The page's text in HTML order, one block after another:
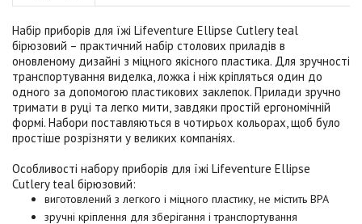
Набір приборів для їжі Lifeventure Ellipse Cutlery teal
бірюзовий – практичний набір столових приладів в
оновленому дизайні з міцного якісного пластика. Для зручності
транспортування виделка, ложка і ніж кріпляться один до
одного за допомогою пластикових заклепок. Прилади зручно
тримати в руці та легко мити, завдяки простій ергономічній
формі. Набори поставляються в чотирьох кольорах, щоб було
простіше розрізняти у великих компаніях.
Особливості набору приборів для їжі Lifeventure Ellipse
Cutlery teal бірюзовий:
виготовлений з легкого і міцного пластику, не містить BPA
зручні кріплення для зберігання і транспортування